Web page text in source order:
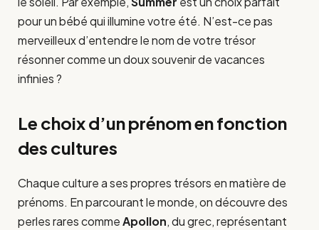
pour un bébé qui illumine votre été. N’est-ce pas
merveilleux d’entendre le nom de votre trésor
résonner comme un doux souvenir de vacances
infinies ?
Le choix d’un prénom en fonction
des cultures
Chaque culture a ses propres trésors en matière de
prénoms. En parcourant le monde, on découvre des
perles rares commeApollon, du grec, représentant